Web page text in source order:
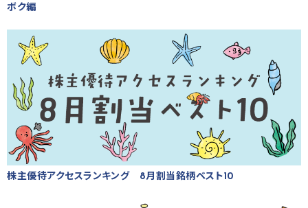
ボク編
株主優待アクセスランキング 8月割当銘柄ベスト10